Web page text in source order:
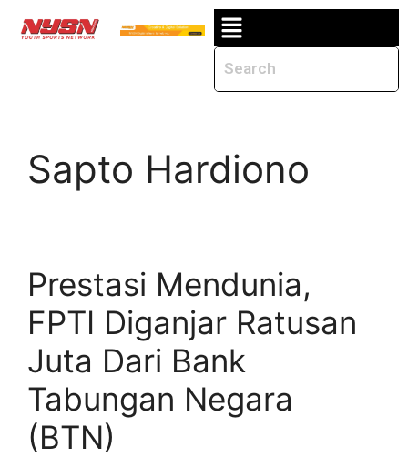
Sapto Hardiono
Prestasi Mendunia,
FPTI Diganjar Ratusan
Juta Dari Bank
Tabungan Negara
(BTN)